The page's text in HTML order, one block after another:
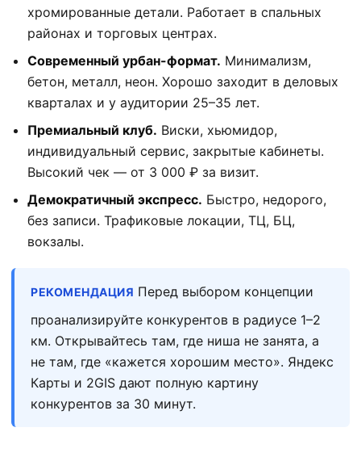
хромированные детали. Работает в спальных
районах и торговых центрах.
Современный урбан-формат. Минимализм,
бетон, металл, неон. Хорошо заходит в деловых
кварталах и у аудитории 25–35 лет.
Премиальный клуб. Виски, хьюмидор,
индивидуальный сервис, закрытые кабинеты.
Высокий чек — от 3 000 ₽ за визит.
Демократичный экспресс. Быстро, недорого,
без записи. Трафиковые локации, ТЦ, БЦ,
вокзалы.
РЕКОМЕНДАЦИЯ Перед выбором концепции
проанализируйте конкурентов в радиусе 1–2
км. Открывайтесь там, где ниша не занята, а
не там, где «кажется хорошим место». Яндекс
Карты и 2GIS дают полную картину
конкурентов за 30 минут.